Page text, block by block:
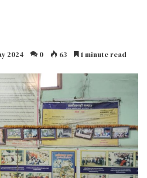
2024 0 63 1 minute read